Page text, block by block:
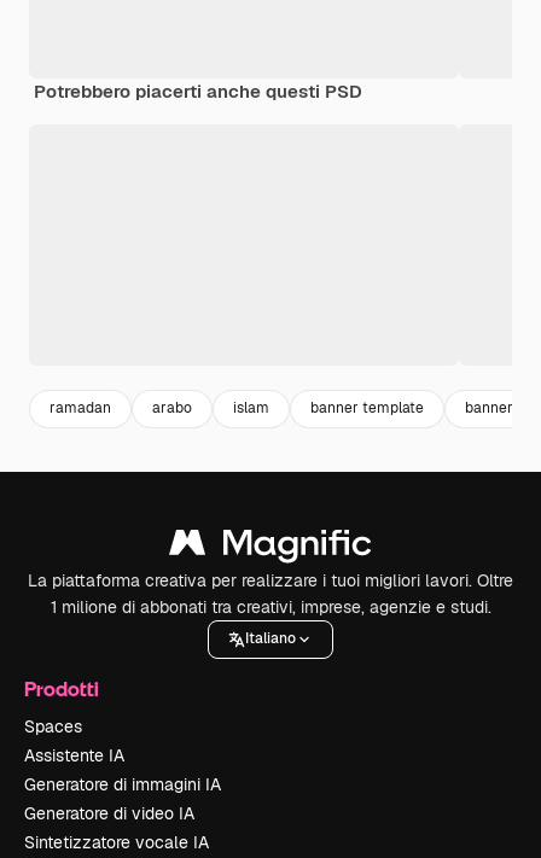
Potrebbero piacerti anche questi PSD
ramadan arabo islam banner template banner
La piattaforma creativa per realizzare i tuoi migliori lavori. Oltre
1 milione di abbonati tra creativi, imprese, agenzie e studi.
Italiano
Prodotti
Spaces
Assistente IA
Generatore di immagini IA
Generatore di video IA
Sintetizzatore vocale IA